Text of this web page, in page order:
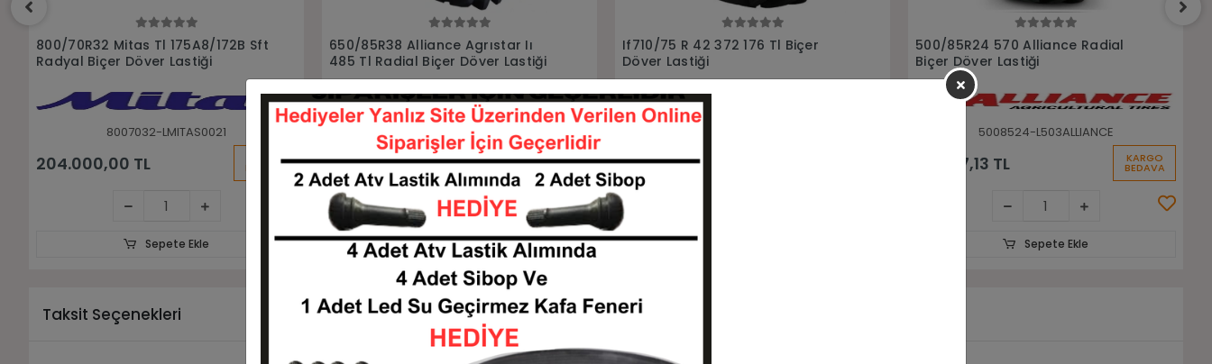
650/85R38 Alliance Agrıstar Iı
485 Tl Radial Biçer Döver Lastiği
6508538-L657ALLIANCE
196.006,39 TL KARGO
BEDAVA
Sepete Ekle
If710/75 R 42 372 176 Tl Biçer
Döver Lastiği
7107542-L716ALLIANCE
225.704,33 TL KARGO
BEDAVA
Sepete Ekle
500/85R24 570 Alliance Radial
Biçer Döver Lastiği
75.277,13 TL
650/75R32 375 172A8/175D
Radyal Alliance Biçer Döver
Lastiği
6507532-L655ALLIANCE
106.821,74 TL KARGO
BEDAVA
Sepete Ekle
Taksit Seçenekleri